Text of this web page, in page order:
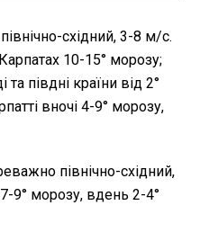
східний, 3-8 м/с.
10-15° морозу;
півдні країни від 2°
вночі 4-9° морозу,
північно-східний,
9° морозу, вдень 2-4°